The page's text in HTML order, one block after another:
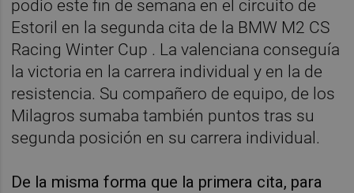
podio este fin de semana en el circuito de
Estoril en la segunda cita de la BMW M2 CS
Racing Winter Cup . La valenciana conseguía
la victoria en la carrera individual y en la de
resistencia. Su compañero de equipo, de los
Milagros sumaba también puntos tras su
segunda posición en su carrera individual.
De la misma forma que la primera cita, para